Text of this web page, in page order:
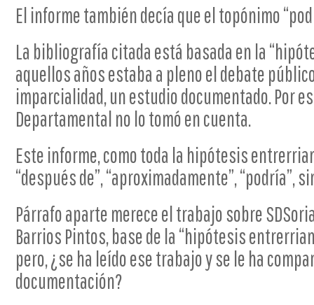
El informe también decía que el topónimo
La bibliografía citada está basada en la
aquellos años estaba a pleno el debate
imparcialidad, un estudio documentado. Por
Departamental no lo tomó en cuenta.
Este informe, como toda la hipótesis
“después de”, “aproximadamente”, “podría”,
Párrafo aparte merece el trabajo sobre
Barrios Pintos, base de la “hipótesis
pero, ¿se ha leído ese trabajo y se le ha
documentación?